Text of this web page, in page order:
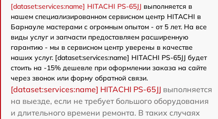
[dataset:services:name] HITACHI PS-65JJ выполняется в
нашем специализированном сервисном центр HITACHI в
Барнауле мастерами с огромным опытом - от 5 лет. На все
виды услуг и запчасти предоставляем расширенную
гарантию - мы в сервисном центр уверены в качестве
наших услуг. [dataset:services:name] HITACHI PS-65JJ будет
стоить на -15% дешевле при оформлении заказа на сайте
через звонок или форму обратной связи.
[dataset:services:name] HITACHI PS-65JJ выполняется
на выезде, если не требует большого оборудования
и длительного времени ремонта. В таких случаях